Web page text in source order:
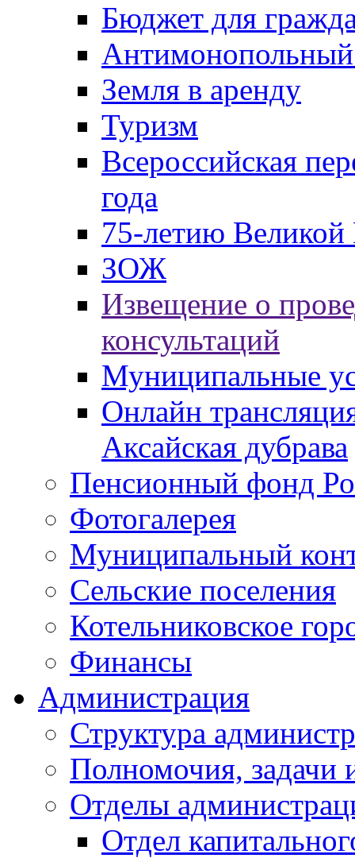
Бюджет для
Антимонопольный
Земля в аренду
Туризм
Всероссийская
года
75-летию
ЗОЖ
Извещение о
консультаций
Муниципальные
Онлайн
Аксайская дубрава
Пенсионный фонд
Фотогалерея
Муниципальный
Сельские поселения
Котельниковское
Финансы
Администрация
Структура
Полномочия, задачи
Отделы
Отдел